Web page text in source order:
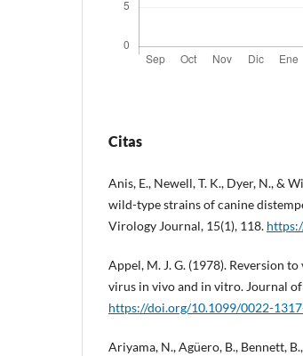
Citas
Anis, E., Newell, T. K., Dyer, N., &
wild-type strains of canine
Virology Journal, 15(1), 118.
Appel, M. J. G. (1978). Reversion
virus in vivo and in vitro. Journal
https://doi.org/10.1099/0022-
Ariyama, N., Agüero, B., Bennett,